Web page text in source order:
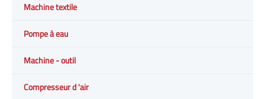
Machine textile
Pompe à eau
Machine - outil
Compresseur d 'air